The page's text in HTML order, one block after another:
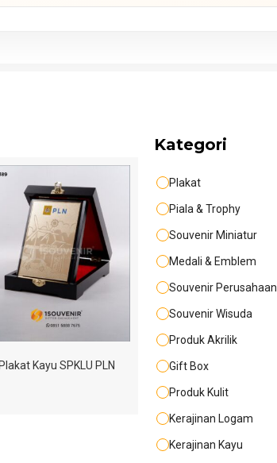
Plakat Kayu SPKLU PLN
Kategori
Plakat
Piala & Trophy
Souvenir Miniatur
Medali & Emblem
Souvenir Perusahaan
Souvenir Wisuda
Produk Akrilik
Gift Box
Produk Kulit
Kerajinan Logam
Kerajinan Kayu